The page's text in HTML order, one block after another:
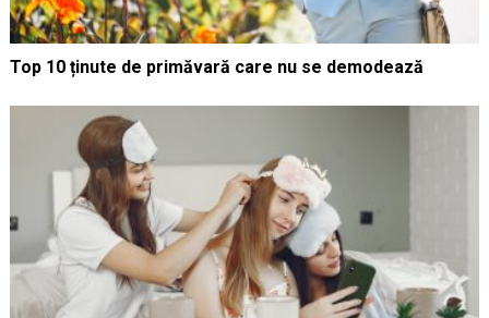
Top 10 ținute de primăvară care nu se demodează